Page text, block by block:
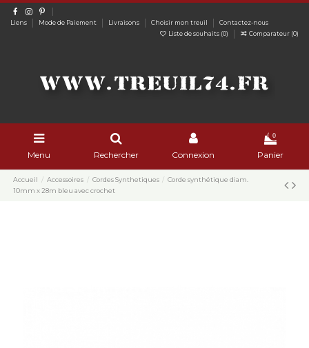
Liens Mode de Paiement Livraisons Choisir mon treuil
Contactez-nous
Liste de souhaits (0) Comparateur (0)
Menu Rechercher Connexion
0
Panier
Accueil Accessoires Cordes Synthetiques
Corde synthétique diam.
10mm x 28m bleu avec crochet